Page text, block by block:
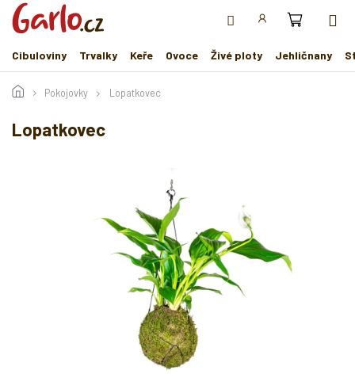
Přejít
obsah
Cibuloviny
Trvalky Keře Ovoce Živé ploty Jehličnany
Pokojovky Lopatkovec
Lopatkovec